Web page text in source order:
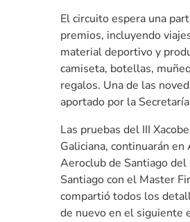
El circuito espera una
premios, incluyendo
material deportivo y
camiseta, botellas,
regalos. Una de las
aportado por la
Las pruebas del III
Galiciana, continuarán
Aeroclub de Santiago
Santiago con el Master
compartió todos los
de nuevo en el siguiente